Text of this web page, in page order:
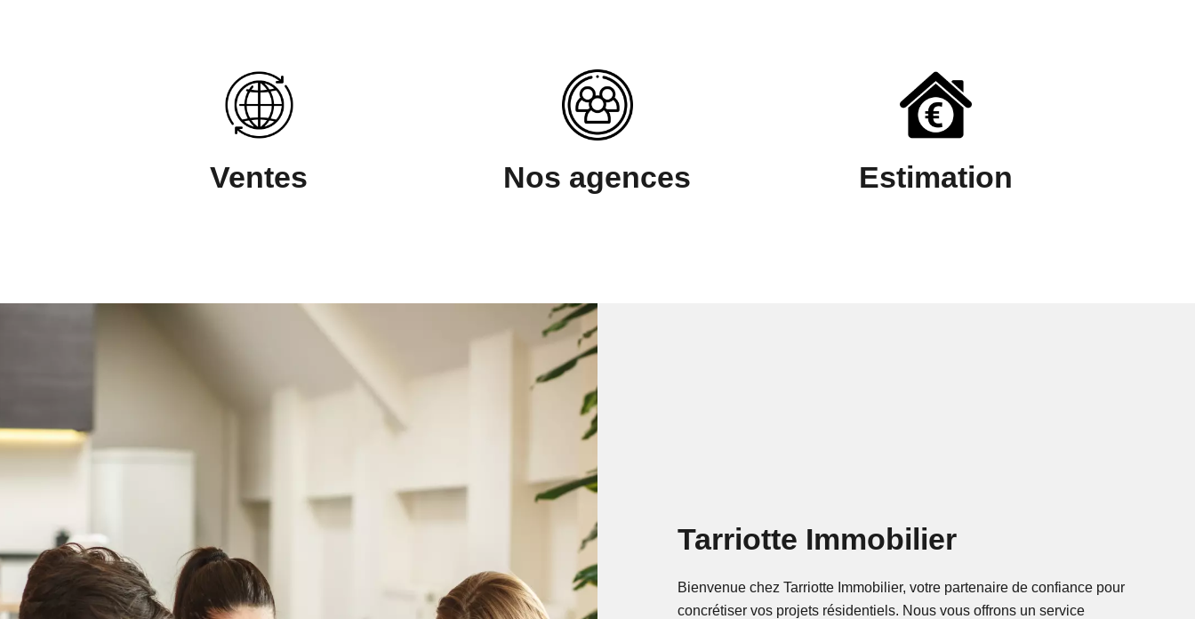
Ventes Nos agences Estimation
Tarriotte Immobilier
Bienvenue chez Tarriotte Immobilier, votre partenaire de confiance pour
concrétiser vos projets résidentiels. Nous vous offrons un service